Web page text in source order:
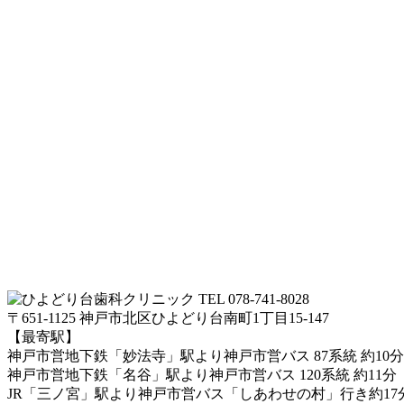
TEL 078-741-8028
〒651-1125 神戸市北区ひよどり台南町1丁目15-147
【最寄駅】
神戸市営地下鉄「妙法寺」駅より神戸市営バス 87系統 約10分
神戸市営地下鉄「名谷」駅より神戸市営バス 120系統 約11分
JR「三ノ宮」駅より神戸市営バス「しあわせの村」行き約17